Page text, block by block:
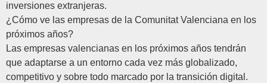
inversiones extranjeras.
¿ Cómo ve las empresas de la Comunitat Valenciana en los
próximos años?
Las empresas valencianas en los próximos años tendrán
que adaptarse a un entorno cada vez más globalizado,
competitivo y sobre todo marcado por la transición digital.